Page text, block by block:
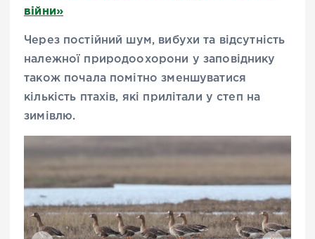
війни»
Через постійний шум, вибухи та відсутність
належної природоохорони у заповіднику
також почала помітно зменшуватися
кількість птахів, які прилітали у степ на
зимівлю.